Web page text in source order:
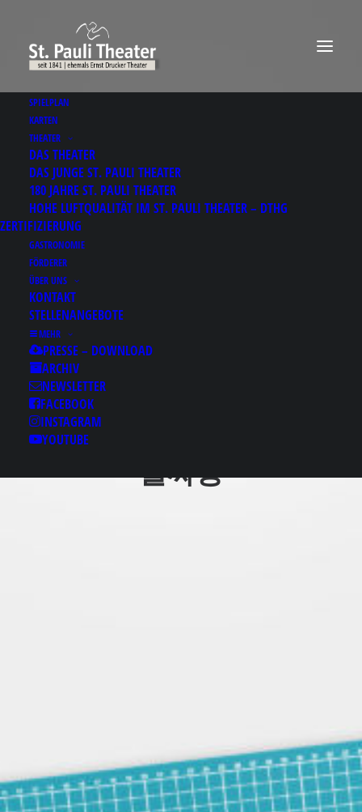
SPIELPLAN
KARTEN
THEATER
DAS THEATER
DAS JUNGE ST. PAULI THEATER
180 JAHRE ST. PAULI THEATER
HOHE LUFTQUALITÄT IM ST. PAULI THEATER – DTHG
ZERTIFIZIERUNG
GASTRONOMIE
FÖRDERER
ÜBER UNS
KONTAKT
STELLENANGEBOTE
MEHR
PRESSE – DOWNLOAD
ARCHIV
NEWSLETTER
FACEBOOK
INSTAGRAM
YOUTUBE
Results for: 남동구출장
《otam12.com》 남동
구오피✵남동구후불출
장 남동구오피✘남동구
풀싸롱